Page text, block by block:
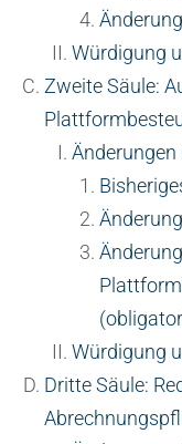
Würdigung
Zweite Säule:
Änderungen
Würdigung
Dritte Säule: